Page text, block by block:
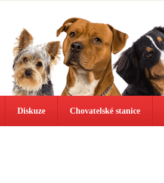
Diskuze Chovatelské stanice